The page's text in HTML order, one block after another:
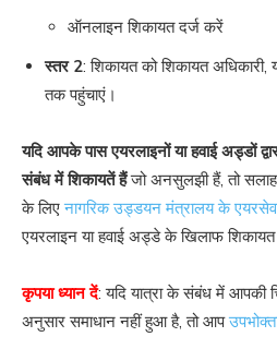
ऑनलाइन शिकायत दर्ज करें
स्तर 2: शिकायत को शिकायत अधिकारी,
तक पहुंचाएं।
यदि आपके पास एयरलाइनों या हवाई अड्डों
संबंध में शिकायतें हैंजो अनसुलझी हैं, तो
के लिएनागरिक उड्डयन मंत्रालय के
एयरलाइन या हवाई अड्डे के खिलाफ
कृपया ध्यान दें: यदि यात्रा के संबंध में आपकी
अनुसार समाधान नहीं हुआ है, तो आप